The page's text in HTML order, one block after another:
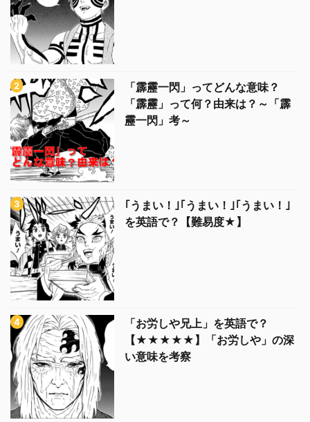
「霹靂一閃」ってどんな意味？
「霹靂」って何？由来は？～「霹
靂一閃」考～
｢うまい！｣｢うまい！｣｢うまい！｣
を英語で？【難易度★】
「お労しや兄上」を英語で？
【★★★★★】「お労しや」の深
い意味を考察